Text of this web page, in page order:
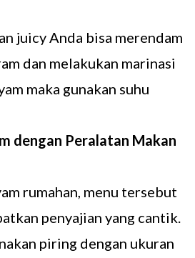
juicy Anda bisa merendam
dan melakukan marinasi
maka gunakan suhu
dengan Peralatan Makan
rumahan, menu tersebut
penyajian yang cantik.
piring dengan ukuran